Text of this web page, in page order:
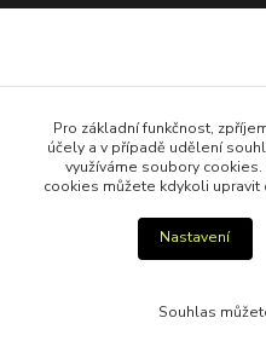
Pro základní funkčnost,
účely a v případě udělení
využíváme soubory
cookies můžete kdykoli
Nastavení
Souhlas